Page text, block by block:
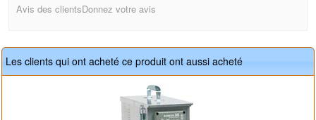
Avis des clientsDonnez votre avis
Les clients qui ont acheté ce produit ont aussi acheté